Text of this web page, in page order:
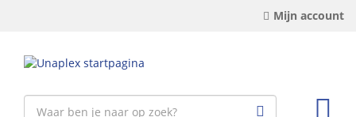
Mijn account